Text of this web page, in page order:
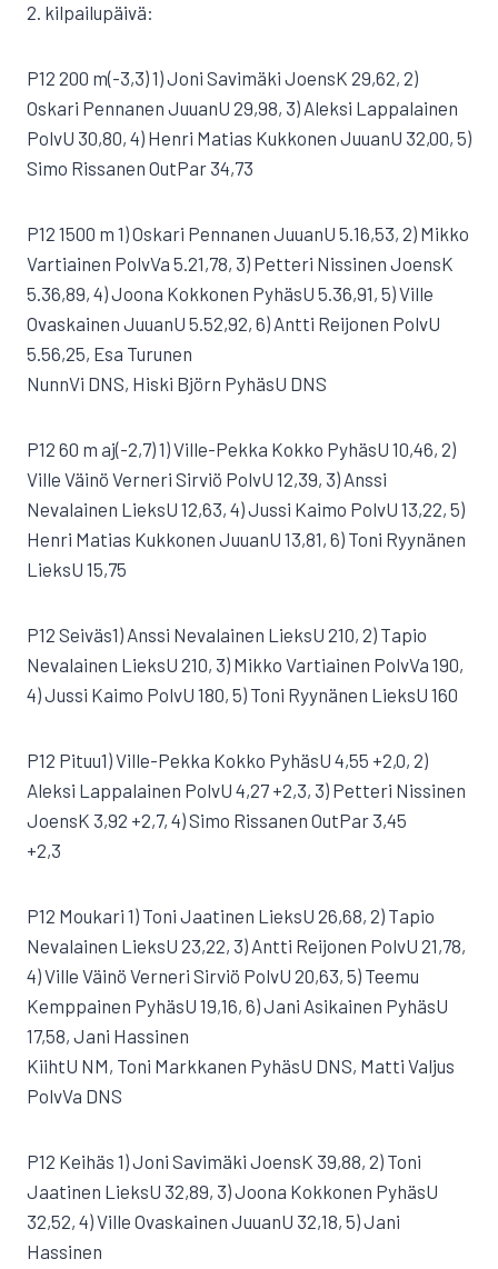
2. kilpailupäivä:
P12 200 m(-3,3) 1) Joni Savimäki JoensK 29,62, 2)
Oskari Pennanen JuuanU 29,98, 3) Aleksi Lappalainen
PolvU 30,80, 4) Henri Matias Kukkonen JuuanU 32,00, 5)
Simo Rissanen OutPar 34,73
P12 1500 m 1) Oskari Pennanen JuuanU 5.16,53, 2) Mikko
Vartiainen PolvVa 5.21,78, 3) Petteri Nissinen JoensK
5.36,89, 4) Joona Kokkonen PyhäsU 5.36,91, 5) Ville
Ovaskainen JuuanU 5.52,92, 6) Antti Reijonen PolvU
5.56,25, Esa Turunen
NunnVi DNS, Hiski Björn PyhäsU DNS
P12 60 m aj(-2,7) 1) Ville-Pekka Kokko PyhäsU 10,46, 2)
Ville Väinö Verneri Sirviö PolvU 12,39, 3) Anssi
Nevalainen LieksU 12,63, 4) Jussi Kaimo PolvU 13,22, 5)
Henri Matias Kukkonen JuuanU 13,81, 6) Toni Ryynänen
LieksU 15,75
P12 Seiväs1) Anssi Nevalainen LieksU 210, 2) Tapio
Nevalainen LieksU 210, 3) Mikko Vartiainen PolvVa 190,
4) Jussi Kaimo PolvU 180, 5) Toni Ryynänen LieksU 160
P12 Pituu1) Ville-Pekka Kokko PyhäsU 4,55 +2,0, 2)
Aleksi Lappalainen PolvU 4,27 +2,3, 3) Petteri Nissinen
JoensK 3,92 +2,7, 4) Simo Rissanen OutPar 3,45
+2,3
P12 Moukari 1) Toni Jaatinen LieksU 26,68, 2) Tapio
Nevalainen LieksU 23,22, 3) Antti Reijonen PolvU 21,78,
4) Ville Väinö Verneri Sirviö PolvU 20,63, 5) Teemu
Kemppainen PyhäsU 19,16, 6) Jani Asikainen PyhäsU
17,58, Jani Hassinen
KiihtU NM, Toni Markkanen PyhäsU DNS, Matti Valjus
PolvVa DNS
P12 Keihäs 1) Joni Savimäki JoensK 39,88, 2) Toni
Jaatinen LieksU 32,89, 3) Joona Kokkonen PyhäsU
32,52, 4) Ville Ovaskainen JuuanU 32,18, 5) Jani
Hassinen